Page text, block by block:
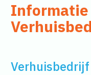
Informatie
Verhuisbedrijf